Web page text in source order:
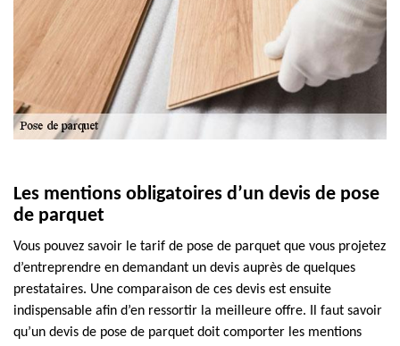
Les mentions obligatoires d’un devis de pose
de parquet
Vous pouvez savoir le tarif de pose de parquet que vous projetez
d’entreprendre en demandant un devis auprès de quelques
prestataires. Une comparaison de ces devis est ensuite
indispensable afin d’en ressortir la meilleure offre. Il faut savoir
qu’un devis de pose de parquet doit comporter les mentions